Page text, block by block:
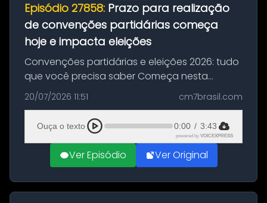
Episódio 27858: Prazo para realização
de convenções partidárias começa
hoje e impacta eleições
Convenções partidárias e eleições 2026: tudo
que você precisa saber Começa nesta
segunda-feira e vai até 5 de agosto o prazo
para que partidos políticos e federações
partidárias realizem suas convençõ...
20/07/2026 11:51 cm7brasil.com
Ouça o texto 0:00 / 3:43
powered by VOICEXPRESS
Ver Episódio Ver Original